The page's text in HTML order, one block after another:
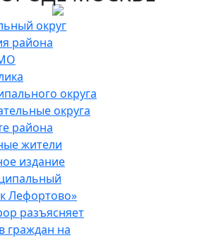
округ
района
округа
округа
района
жители
издание
Лефортово»
разъясняет
граждан на